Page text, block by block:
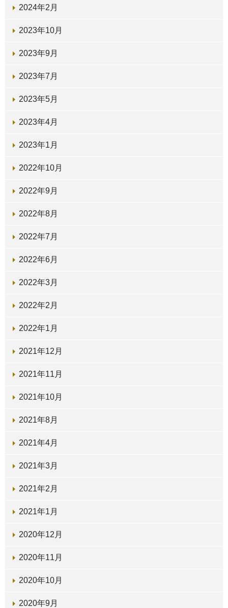
2024年2月
2023年10月
2023年9月
2023年7月
2023年5月
2023年4月
2023年1月
2022年10月
2022年9月
2022年8月
2022年7月
2022年6月
2022年3月
2022年2月
2022年1月
2021年12月
2021年11月
2021年10月
2021年8月
2021年4月
2021年3月
2021年2月
2021年1月
2020年12月
2020年11月
2020年10月
2020年9月